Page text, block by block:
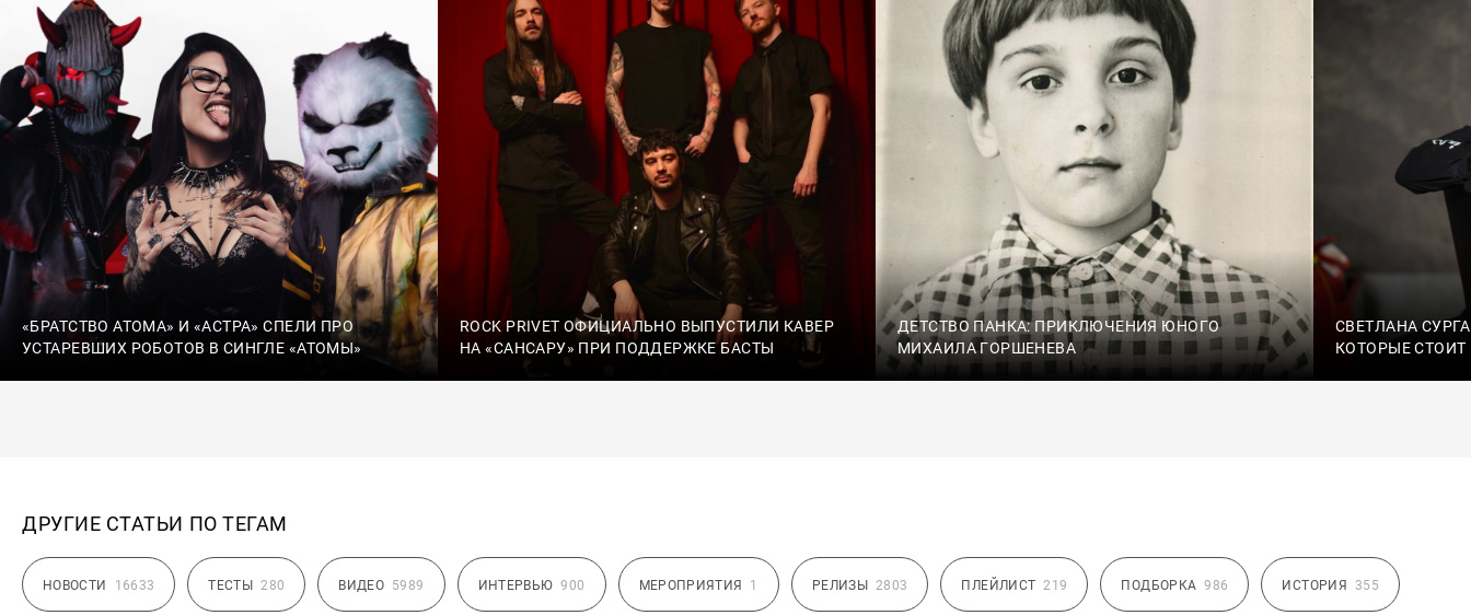
«БРАТСТВО АТОМА» И «АСТРА» СПЕЛИ ПРО
УСТАРЕВШИХ РОБОТОВ В СИНГЛЕ «АТОМЫ»
ROCK PRIVET ОФИЦИАЛЬНО ВЫПУСТИЛИ КАВЕР
НА «САНСАРУ» ПРИ ПОДДЕРЖКЕ БАСТЫ
ДЕТСТВО ПАНКА: ПРИКЛЮЧЕНИЯ ЮНОГО
МИХАИЛА ГОРШЕНЕВА
СВЕТЛАНА
КОТОРЫЕ
ДРУГИЕ СТАТЬИ ПО ТЕГАМ
НОВОСТИ 16633 ТЕСТЫ 280 ВИДЕО 5989 ИНТЕРВЬЮ 900 МЕРОПРИЯТИЯ 1 РЕЛИЗЫ 2803 ПЛЕЙЛИСТ 219 ПОДБОРКА 986 ИСТОРИЯ 355